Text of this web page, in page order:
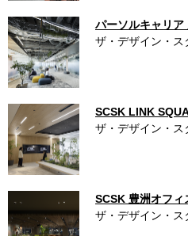
パーソルキャリア
ザ・デザイン・ス
SCSK LINK
ザ・デザイン・ス
SCSK 豊洲オフィ
ザ・デザイン・ス